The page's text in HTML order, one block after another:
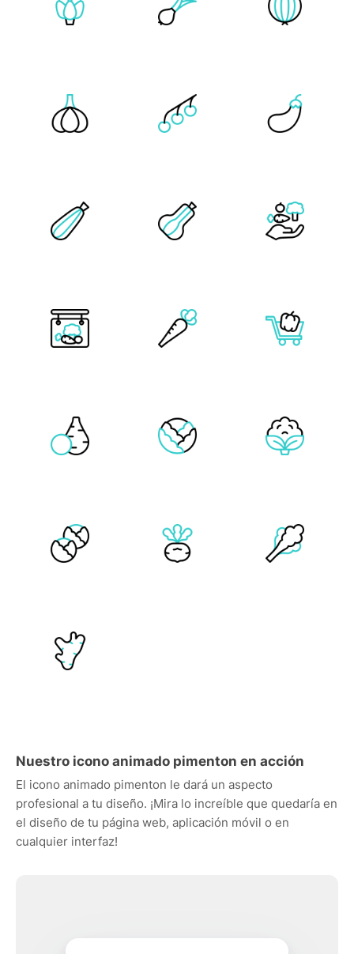
Nuestro icono animado pimenton en acción
El icono animado pimenton le dará un aspecto
profesional a tu diseño. ¡Mira lo increíble que quedaría en
el diseño de tu página web, aplicación móvil o en
cualquier interfaz!